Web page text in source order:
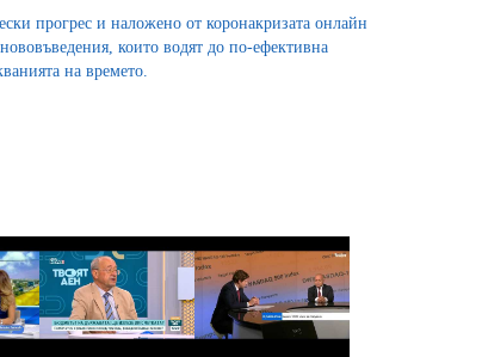
прогрес и наложено от коронакризата онлайн
които водят до по-ефективна
на времето.